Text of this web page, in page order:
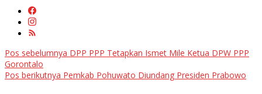
Navigasi
pos
Pos sebelumnya DPP PPP Tetapkan Ismet Mile Ketua DPW PPP
Gorontalo
Pos berikutnya Pemkab Pohuwato Diundang Presiden Prabowo